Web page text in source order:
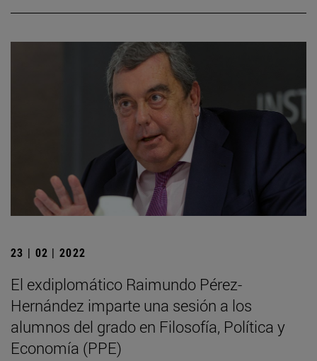
23 | 02 | 2022
El exdiplomático Raimundo Pérez-
Hernández imparte una sesión a los
alumnos del grado en Filosofía, Política y
Economía (PPE)